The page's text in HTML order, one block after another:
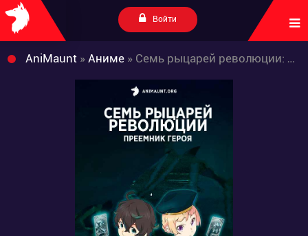
Войти
AniMaunt » Аниме » Семь рыцарей революции: Преемник героя